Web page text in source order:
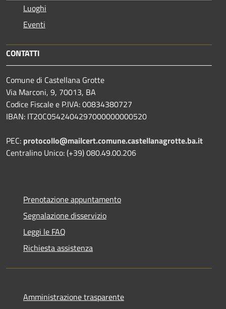
Luoghi
Eventi
CONTATTI
Comune di Castellana Grotte
Via Marconi, 9, 70013, BA
Codice Fiscale e P.IVA: 00834380727
IBAN: IT20C0542404297000000000520
PEC: protocollo@mailcert.comune.castellanagrotte.ba.it
Centralino Unico: (+39) 080.49.00.206
Prenotazione appuntamento
Segnalazione disservizio
Leggi le FAQ
Richiesta assistenza
Amministrazione trasparente